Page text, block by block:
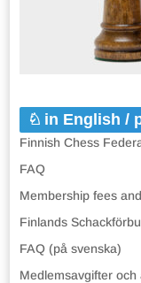
in English /
Finnish Chess
FAQ
Membership fees
Finlands
FAQ (på svenska)
Medlemsavgifter